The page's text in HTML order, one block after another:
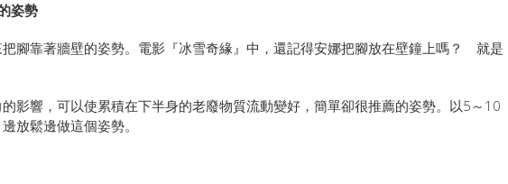
姿勢
腳靠著牆壁的姿勢。電影『冰雪奇緣』中，還記得安娜把腳放在壁鐘上嗎？ 就是
影響，可以使累積在下半身的老廢物質流動變好，簡單卻很推薦的姿勢。以5～10
放鬆邊做這個姿勢。